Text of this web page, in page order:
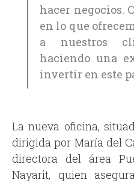
hacer negocios.
en lo que
a nuestros
haciendo una
invertir en este
La nueva oficina,
dirigida por María del
directora del área
Nayarit, quien